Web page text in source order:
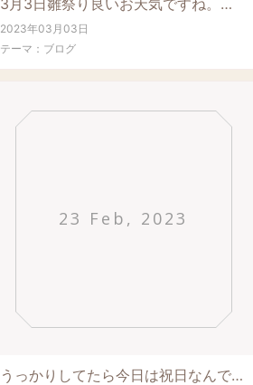
3月3日雛祭り良いお天気ですね。本日も11時～17時オープンします。宜しくお願いします
2023年03月03日
テーマ： ブログ
23 Feb, 2023
うっかりしてたら今日は祝日なんですね～。先週は誕生日のプレゼントやメッセージを沢山ありが...